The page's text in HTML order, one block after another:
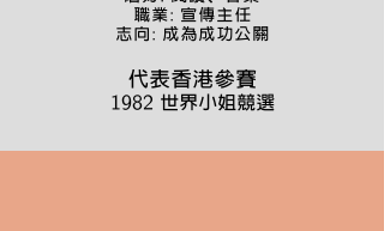
職業: 宣傳主任
志向: 成為成功公關
代表香港參賽
1982 世界小姐競選